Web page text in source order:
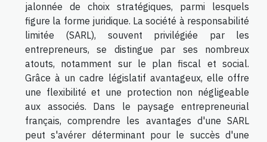
jalonnée de choix stratégiques, parmi lesquels
figure la forme juridique. La société à responsabilité
limitée (SARL), souvent privilégiée par les
entrepreneurs, se distingue par ses nombreux
atouts, notamment sur le plan fiscal et social.
Grâce à un cadre législatif avantageux, elle offre
une flexibilité et une protection non négligeable
aux associés. Dans le paysage entrepreneurial
français, comprendre les avantages d'une SARL
peut s'avérer déterminant pour le succès d'une